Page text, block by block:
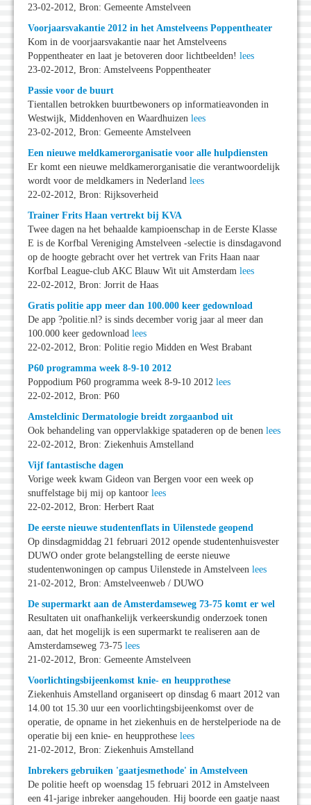
23-02-2012, Bron: Gemeente Amstelveen
Voorjaarsvakantie 2012 in het Amstelveens Poppentheater
Kom in de voorjaarsvakantie naar het Amstelveens
Poppentheater en laat je betoveren door lichtbeelden! lees
23-02-2012, Bron: Amstelveens Poppentheater
Passie voor de buurt
Tientallen betrokken buurtbewoners op informatieavonden in
Westwijk, Middenhoven en Waardhuizen lees
23-02-2012, Bron: Gemeente Amstelveen
Een nieuwe meldkamerorganisatie voor alle hulpdiensten
Er komt een nieuwe meldkamerorganisatie die verantwoordelijk
wordt voor de meldkamers in Nederland lees
22-02-2012, Bron: Rijksoverheid
Trainer Frits Haan vertrekt bij KVA
Twee dagen na het behaalde kampioenschap in de Eerste Klasse
E is de Korfbal Vereniging Amstelveen -selectie is dinsdagavond
op de hoogte gebracht over het vertrek van Frits Haan naar
Korfbal League-club AKC Blauw Wit uit Amsterdam lees
22-02-2012, Bron: Jorrit de Haas
Gratis politie app meer dan 100.000 keer gedownload
De app ?politie.nl? is sinds december vorig jaar al meer dan
100.000 keer gedownload lees
22-02-2012, Bron: Politie regio Midden en West Brabant
P60 programma week 8-9-10 2012
Poppodium P60 programma week 8-9-10 2012 lees
22-02-2012, Bron: P60
Amstelclinic Dermatologie breidt zorgaanbod uit
Ook behandeling van oppervlakkige spataderen op de benen lees
22-02-2012, Bron: Ziekenhuis Amstelland
Vijf fantastische dagen
Vorige week kwam Gideon van Bergen voor een week op
snuffelstage bij mij op kantoor lees
22-02-2012, Bron: Herbert Raat
De eerste nieuwe studentenflats in Uilenstede geopend
Op dinsdagmiddag 21 februari 2012 opende studentenhuisvester
DUWO onder grote belangstelling de eerste nieuwe
studentenwoningen op campus Uilenstede in Amstelveen lees
21-02-2012, Bron: Amstelveenweb / DUWO
De supermarkt aan de Amsterdamseweg 73-75 komt er wel
Resultaten uit onafhankelijk verkeerskundig onderzoek tonen
aan, dat het mogelijk is een supermarkt te realiseren aan de
Amsterdamseweg 73-75 lees
21-02-2012, Bron: Gemeente Amstelveen
Voorlichtingsbijeenkomst knie- en heupprothese
Ziekenhuis Amstelland organiseert op dinsdag 6 maart 2012 van
14.00 tot 15.30 uur een voorlichtingsbijeenkomst over de
operatie, de opname in het ziekenhuis en de herstelperiode na de
operatie bij een knie- en heupprothese lees
21-02-2012, Bron: Ziekenhuis Amstelland
Inbrekers gebruiken 'gaatjesmethode' in Amstelveen
De politie heeft op woensdag 15 februari 2012 in Amstelveen
een 41-jarige inbreker aangehouden. Hij boorde een gaatje naast